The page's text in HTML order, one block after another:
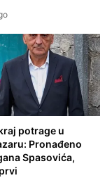
potrage u
Pronađeno
Spasovića,